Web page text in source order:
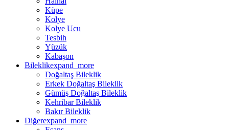
Küpe
Kolye
Kolye Ucu
Tesbih
Yüzük
Kabaşon
Bileklikexpand_more
Doğaltaş Bileklik
Erkek Doğaltaş Bileklik
Gümüş Doğaltaş Bileklik
Kehribar Bileklik
Bakır Bileklik
Diğerexpand_more